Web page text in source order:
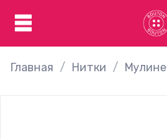
Главная Нитки Мулине